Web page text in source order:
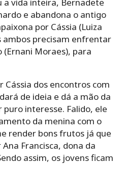
e abandona o antigo
por Cássia (Luiza
ambos precisam enfrentar
(Ernani Moraes), para
Cássia dos encontros com
de ideia e dá a mão da
puro interesse. Falido, ele
da menina com o
render bons frutos já que
Francisca, dona da
assim, os jovens ficam